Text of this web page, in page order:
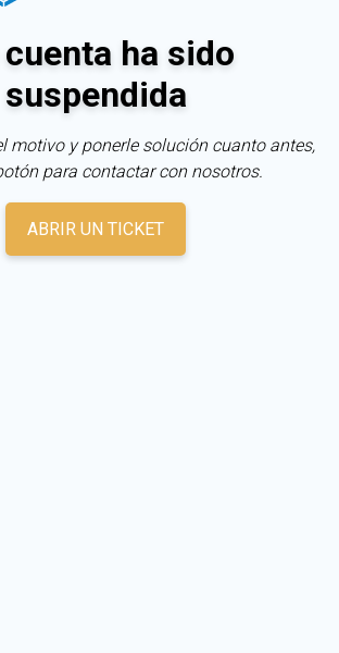
ha sido
suspendida
motivo y ponerle solución cuanto antes,
para contactar con nosotros.
ABRIR UN TICKET